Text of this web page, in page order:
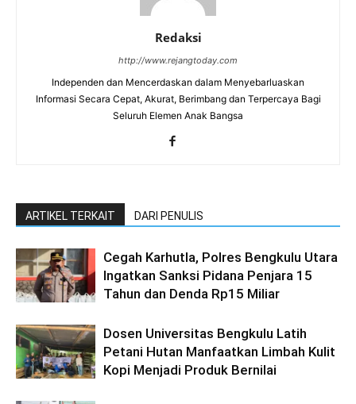
Redaksi
http://www.rejangtoday.com
Independen dan Mencerdaskan dalam Menyebarluaskan
Informasi Secara Cepat, Akurat, Berimbang dan Terpercaya Bagi
Seluruh Elemen Anak Bangsa
ARTIKEL TERKAIT DARI PENULIS
Cegah Karhutla, Polres Bengkulu Utara
Ingatkan Sanksi Pidana Penjara 15
Tahun dan Denda Rp15 Miliar
Dosen Universitas Bengkulu Latih
Petani Hutan Manfaatkan Limbah Kulit
Kopi Menjadi Produk Bernilai